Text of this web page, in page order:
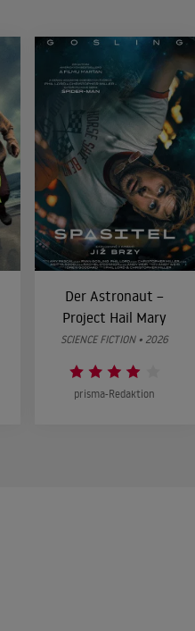
Der Astronaut –
Project Hail Mary
SCIENCE FICTION • 2026
prisma-Redaktion